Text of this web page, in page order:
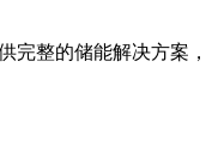
完整的储能解决方案，